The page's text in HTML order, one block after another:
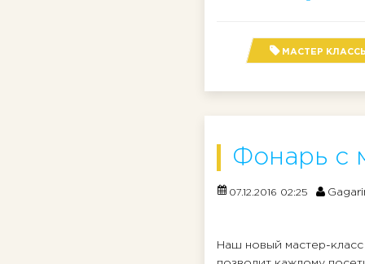
МАСТЕР
Фонарь с
07.12.2016 02:25
Наш новый мастер-